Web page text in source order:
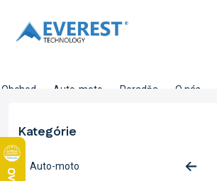
obsah
Obchod Auto-moto Poradňa O nás
n
ý
p
Preskočiť
kategórie
Kategórie
Auto-moto